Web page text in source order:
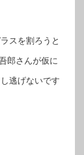
スを割ろうと
郎さんが仮に
逃げないです